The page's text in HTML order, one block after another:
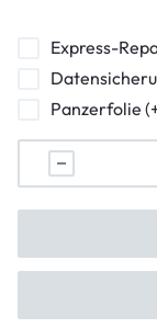
Powerbutton
Ladebuchse
Lautsprecher
Express-
Panzerfolie